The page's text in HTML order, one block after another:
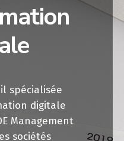
spécialisée
digitale
Management
sociétés